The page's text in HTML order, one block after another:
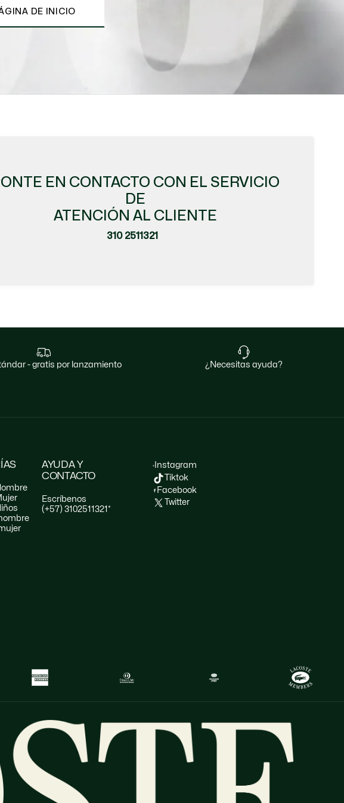
DE INICIO
EN CONTACTO CON EL SERVICIO
DE
ATENCIÓN AL CLIENTE
310 2511321
- gratis por lanzamiento ¿necesitas ayuda?
Instagram
Tiktok
Facebook
Twitter
AYUDA Y
CONTACTO
Escríbenos
(+57) 3102511321*